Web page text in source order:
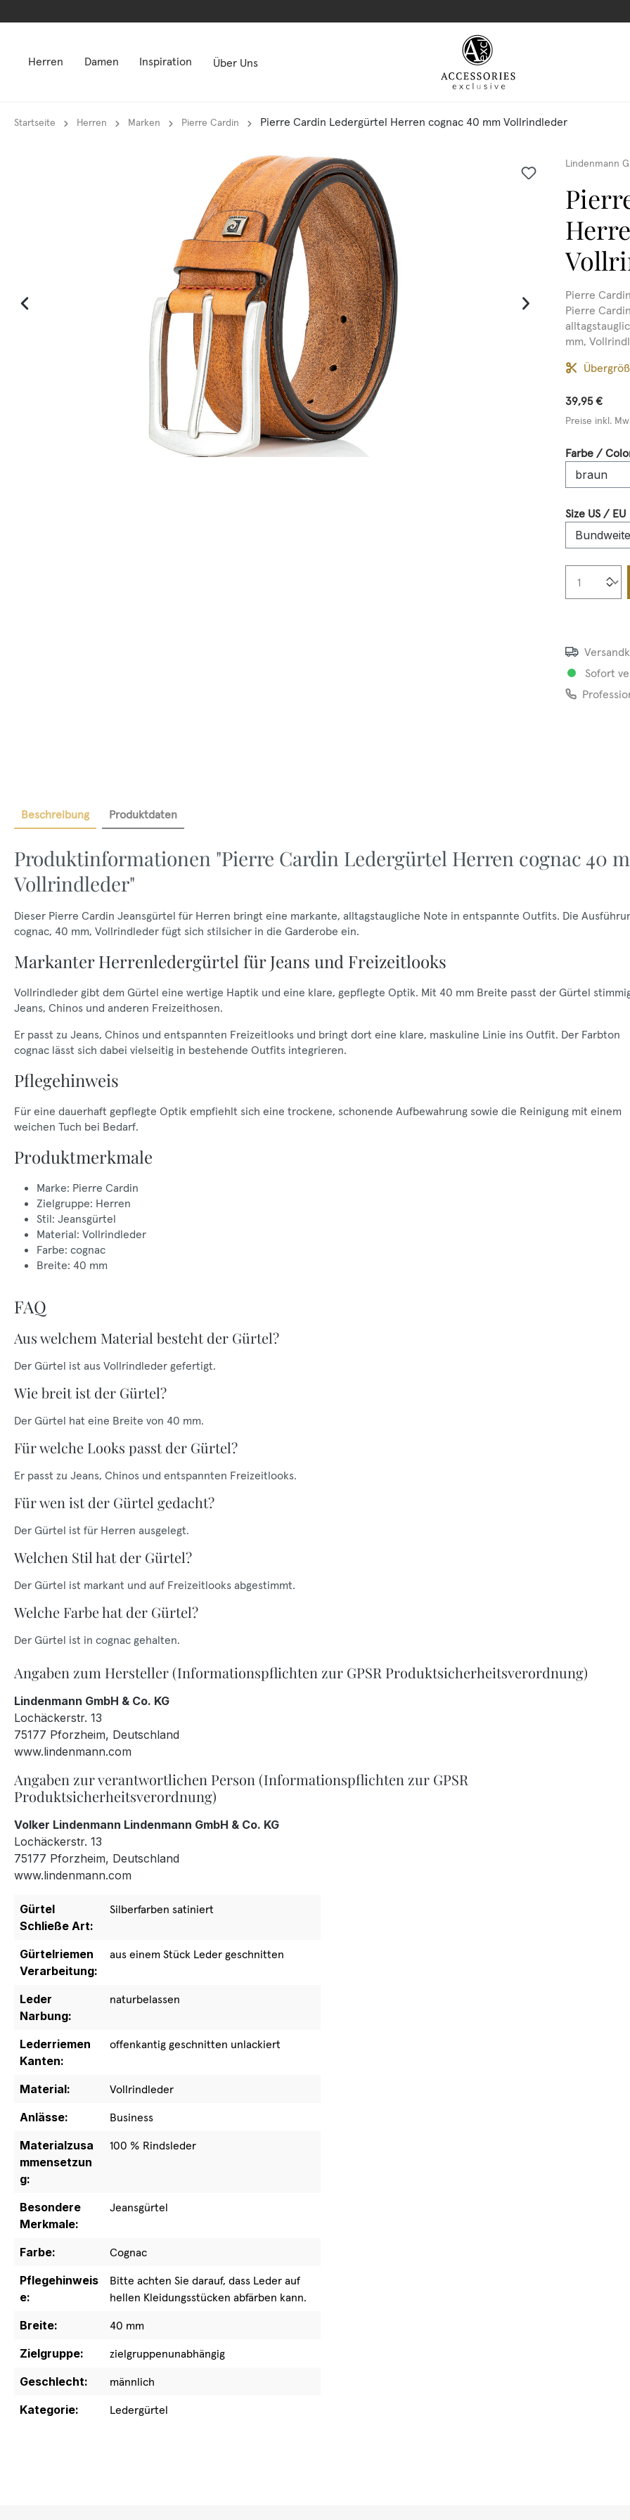
Herren Damen Inspiration Über Uns
Startseite Herren Marken Pierre Cardin Pierre Cardin Ledergürtel Herren cognac 40 mm Vollrindleder
Lindenmann
Pierre
Pierre
mm,
39,95 €
Preise inkl.
Farbe /
Size US / EU
Sofort
Beschreibung Produktdaten
Produktinformationen "Pierre Cardin Ledergürtel Herren cognac 40
Vollrindleder"
Dieser Pierre Cardin Jeansgürtel für Herren bringt eine markante, alltagstaugliche Note in entspannte Outfits. Die
cognac, 40 mm, Vollrindleder fügt sich stilsicher in die Garderobe ein.
Markanter Herrenledergürtel für Jeans und Freizeitlooks
Vollrindleder gibt dem Gürtel eine wertige Haptik und eine klare, gepflegte Optik. Mit 40 mm Breite passt der Gürtel
Jeans, Chinos und anderen Freizeithosen.
Er passt zu Jeans, Chinos und entspannten Freizeitlooks und bringt dort eine klare, maskuline Linie ins Outfit. Der Farbton
cognac lässt sich dabei vielseitig in bestehende Outfits integrieren.
Pflegehinweis
Für eine dauerhaft gepflegte Optik empfiehlt sich eine trockene, schonende Aufbewahrung sowie die Reinigung mit einem
weichen Tuch bei Bedarf.
Produktmerkmale
Marke: Pierre Cardin
Zielgruppe: Herren
Stil: Jeansgürtel
Material: Vollrindleder
Farbe: cognac
Breite: 40 mm
FAQ
Aus welchem Material besteht der Gürtel?
Der Gürtel ist aus Vollrindleder gefertigt.
Wie breit ist der Gürtel?
Der Gürtel hat eine Breite von 40 mm.
Für welche Looks passt der Gürtel?
Er passt zu Jeans, Chinos und entspannten Freizeitlooks.
Für wen ist der Gürtel gedacht?
Der Gürtel ist für Herren ausgelegt.
Welchen Stil hat der Gürtel?
Der Gürtel ist markant und auf Freizeitlooks abgestimmt.
Welche Farbe hat der Gürtel?
Der Gürtel ist in cognac gehalten.
Angaben zum Hersteller (Informationspflichten zur GPSR Produktsicherheitsverordnung)
Lindenmann GmbH & Co. KG
Lochäckerstr. 13
75177 Pforzheim, Deutschland
www.lindenmann.com
Angaben zur verantwortlichen Person (Informationspflichten zur GPSR
Produktsicherheitsverordnung)
Volker Lindenmann Lindenmann GmbH & Co. KG
Lochäckerstr. 13
75177 Pforzheim, Deutschland
www.lindenmann.com
Gürtel
Schließe Art:
Silberfarben satiniert
Gürtelriemen
Verarbeitung:
aus einem Stück Leder geschnitten
Leder
Narbung:
naturbelassen
Lederriemen
Kanten:
offenkantig geschnitten unlackiert
Material:
Vollrindleder
Anlässe:
Business
Materialzusa
mmensetzun
g:
100 % Rindsleder
Besondere
Merkmale:
Jeansgürtel
Farbe:
Cognac
Pflegehinweis
e:
Bitte achten Sie darauf, dass Leder auf
hellen Kleidungsstücken abfärben kann.
Breite:
40 mm
Zielgruppe:
zielgruppenunabhängig
Geschlecht:
männlich
Kategorie:
Ledergürtel